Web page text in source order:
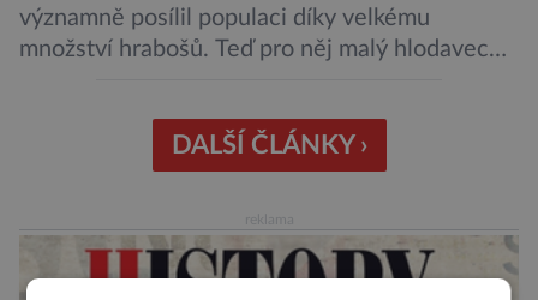
významně posílil populaci díky velkému
množství hrabošů. Teď pro něj malý hlodavec
srpna jim to umožňuje rozhodnutí Ústředního
kontrolního a zkušebního ústavu zemědělského
zemědělství. Ornitologové varují, že v ohrožení
je mnoho živočichů a především […]
DALŠÍ ČLÁNKY ›